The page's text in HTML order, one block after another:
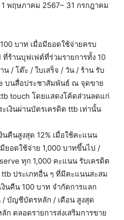
1 พฤษภาคม 2567– 31 กรกฎาคม
บาท เมื่อมียอดใช้จ่ายครบ
ร้านบุฟเฟต์ที่ร่วมรายการทั้ง 10
/ โต๊ะ / ใบเสร็จ / วัน / ร้าน รับ
บนสื่อประชาสัมพันธ์ ณ จุดขาย
touch โดยแสดงโค้ดส่วนลดแก่
เงินผ่านบัตรเครดิต ttb เท่านั้น
นคืนสูงสุด 12% เมื่อใช้คะแนน
ยอดใช้จ่าย 1,000 บาทขึ้นไป /
ทุก 1,000 คะแนน รับเครดิต
ttb ประเภทอื่น ๆ ที่มีคะแนนสะสม
นคืน 100 บาท จำกัดการแลก
บัญชีบัตรหลัก / เดือน สูงสุด
ตลอดรายการส่งเสริมการขาย